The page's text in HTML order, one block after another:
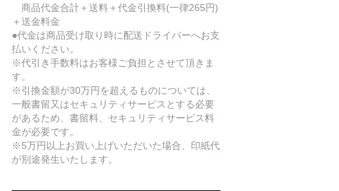
商品代金合計＋送料＋代金引換料(一律265円)
＋送金料金
●代金は商品受け取り時に配送ドライバーへお支
払いください。
※代引き手数料はお客様ご負担とさせて頂きま
す。
※引換金額が30万円を超えるものについては、
一般書留又はセキュリティサービスとする必要
があるため、書留料、セキュリティサービス料
金が必要です。
※5万円以上お買い上げいただいた場合、印紙代
が別途発生いたします。